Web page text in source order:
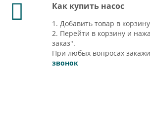
Как купить насос
1. Добавить товар в
2. Перейти в корзину и
заказ".
При любых вопросах
звонок